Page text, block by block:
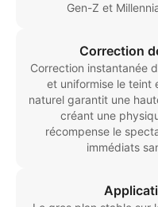
Gen-Z et
Correction
Correction instantanée
et uniformise le teint
naturel garantit une
créant une
récompense le
immédiats